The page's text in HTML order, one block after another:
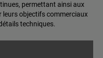
permettant ainsi aux
leurs objectifs commerciaux
techniques.